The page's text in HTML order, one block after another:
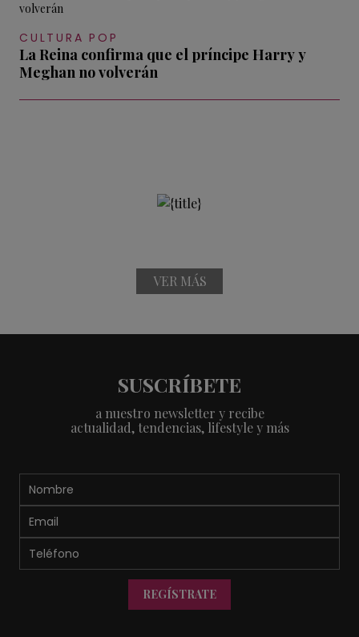
CULTURA POP
La Reina confirma que el príncipe Harry y
Meghan no volverán
VER MÁS
SUSCRÍBETE
a nuestro newsletter y recibe
actualidad, tendencias, lifestyle y más
REGÍSTRATE